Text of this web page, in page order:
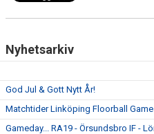
Nyhetsarkiv
God Jul & Gott Nytt År!
Matchtider Linköping Floorball
Gameday... RA19 - Örsundsbro IF -